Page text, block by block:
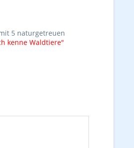
5 naturgetreuen
kenne Waldtiere"